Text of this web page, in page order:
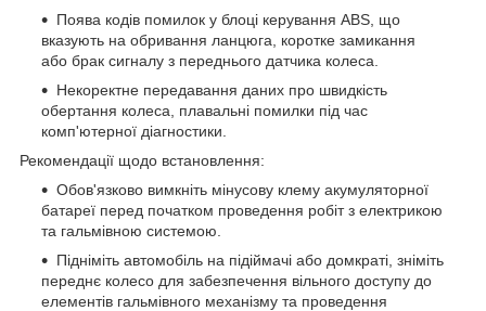
Поява кодів помилок у блоці керування ABS, що
вказують на обривання ланцюга, коротке замикання
або брак сигналу з переднього датчика колеса.
Некоректне передавання даних про швидкість
обертання колеса, плавальні помилки під час
комп'ютерної діагностики.
Рекомендації щодо встановлення:
Обов'язково вимкніть мінусову клему акумуляторної
батареї перед початком проведення робіт з електрикою
та гальмівною системою.
Підніміть автомобіль на підіймачі або домкраті, зніміть
переднє колесо для забезпечення вільного доступу до
елементів гальмівного механізму та проведення